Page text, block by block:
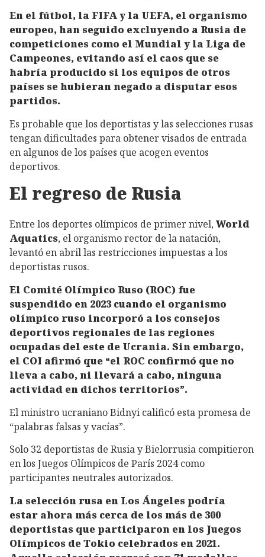
En el fútbol, la FIFA y la UEFA, el organismo
europeo, han seguido excluyendo a Rusia de
competiciones como el Mundial y la Liga de
Campeones, evitando así el caos que se
habría producido si los equipos de otros
países se hubieran negado a disputar esos
partidos.
Es probable que los deportistas y las selecciones rusas
tengan dificultades para obtener visados de entrada
en algunos de los países que acogen eventos
deportivos.
El regreso de Rusia
Entre los deportes olímpicos de primer nivel,World
Aquatics, el organismo rector de la natación,
levantó en abril las restricciones impuestas a los
deportistas rusos.
El Comité Olímpico Ruso (ROC) fue
suspendido en 2023 cuando el organismo
olímpico ruso incorporó a los consejos
deportivos regionales de las regiones
ocupadas del este de Ucrania. Sin embargo,
el COI afirmó que “el ROC confirmó que no
lleva a cabo, ni llevará a cabo, ninguna
actividad en dichos territorios”.
El ministro ucraniano Bidnyi calificó esta promesa de
“palabras falsas y vacías”.
Solo 32 deportistas de Rusia y Bielorrusia compitieron
en los Juegos Olímpicos de París 2024 como
participantes neutrales autorizados.
La selección rusa en Los Ángeles podría
estar ahora más cerca de los más de 300
deportistas que participaron en los Juegos
Olímpicos de Tokio celebrados en 2021.